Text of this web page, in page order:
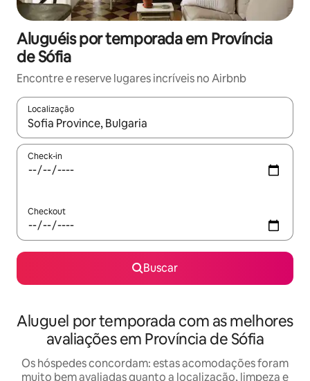
Aluguéis por temporada em Província
de Sófia
Encontre e reserve lugares incríveis no Airbnb
Localização
Quando os resultados estiverem disponíveis, explore-os
Check-in
Checkout
Buscar
Aluguel por temporada com as melhores
avaliações em Província de Sófia
Os hóspedes concordam: estas acomodações foram
muito bem avaliadas quanto a localização, limpeza e